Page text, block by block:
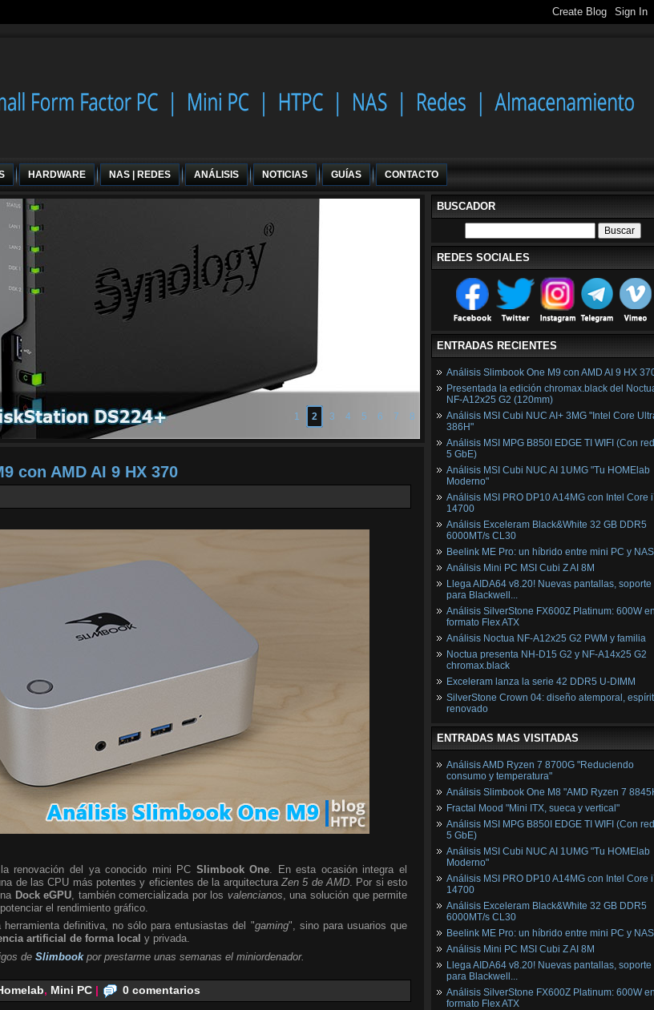
HARDWARE NAS | REDES ANÁLISIS NOTICIAS GUÍAS CONTACTO
1 2 3 4 5 6 7 8
con AMD AI 9 HX 370
renovación del ya conocido mini PC Slimbook One . En esta ocasión integra el
de las CPU más potentes y eficientes de la arquitecturaZen 5 de AMD . Por si esto
Dock eGPU , también comercializada por los valencianos , una solución que permite
el rendimiento gráfico.
herramienta definitiva, no sólo para entusiastas del "gaming", sino para usuarios que
artificial de forma local y privada.
de Slimbook por prestarme unas semanas el miniordenador.
, Mini PC | 0 comentarios
BUSCADOR
REDES SOCIALES
ENTRADAS RECIENTES
Análisis Slimbook One M9 con AMD AI 9 HX
Presentada la edición chromax.black del
NF‑A12x25 G2 (120mm)
Análisis MSI Cubi NUC AI+ 3MG "Intel Core
386H"
Análisis MSI MPG B850I EDGE TI WIFI (Con
5 GbE)
Análisis MSI Cubi NUC AI 1UMG "Tu HOMElab
Moderno"
Análisis MSI PRO DP10 A14MG con Intel Core
14700
Análisis Exceleram Black&White 32 GB DDR5
6000MT/s CL30
Beelink ME Pro: un híbrido entre mini PC y NAS
Análisis Mini PC MSI Cubi Z AI 8M
Llega AIDA64 v8.20! Nuevas pantallas, soporte
para Blackwell...
Análisis SilverStone FX600Z Platinum: 600W
formato Flex ATX
Análisis Noctua NF-A12x25 G2 PWM y familia
Noctua presenta NH-D15 G2 y NF-A14x25 G2
chromax.black
Exceleram lanza la serie 42 DDR5 U-DIMM
SilverStone Crown 04: diseño atemporal,
renovado
ENTRADAS MAS VISITADAS
Análisis AMD Ryzen 7 8700G "Reduciendo
consumo y temperatura"
Análisis Slimbook One M8 "AMD Ryzen 7
Fractal Mood "Mini ITX, sueca y vertical"
Análisis MSI MPG B850I EDGE TI WIFI (Con
5 GbE)
Análisis MSI Cubi NUC AI 1UMG "Tu HOMElab
Moderno"
Análisis MSI PRO DP10 A14MG con Intel Core
14700
Análisis Exceleram Black&White 32 GB DDR5
6000MT/s CL30
Beelink ME Pro: un híbrido entre mini PC y NAS
Análisis Mini PC MSI Cubi Z AI 8M
Llega AIDA64 v8.20! Nuevas pantallas, soporte
para Blackwell...
Análisis SilverStone FX600Z Platinum: 600W
formato Flex ATX